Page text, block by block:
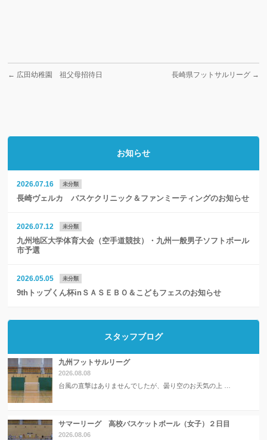
← 広田幼稚園 祖父母招待日 長崎県フットサルリーグ →
お知らせ
2026.07.16 未分類
長崎ヴェルカ バスケクリニック＆ファンミーティングのお知らせ
2026.07.12 未分類
九州地区大学体育大会（空手道競技）・九州一般男子ソフトボール
市予選
2026.05.05 未分類
9thトップくん杯inＳＡＳＥＢＯ＆こどもフェスのお知らせ
スタッフブログ
九州フットサルリーグ
2026.08.08
台風の直撃はありませんでしたが、曇り空のお天気の上 …
サマーリーグ 高校バスケットボール（女子）２日目
2026.08.06